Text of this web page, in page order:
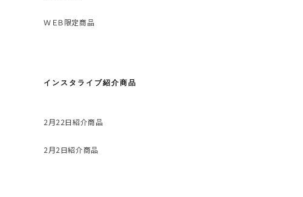
ＷＥＢ限定商品
インスタライブ紹介商品
2月22日紹介商品
2月2日紹介商品